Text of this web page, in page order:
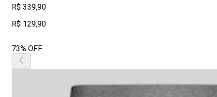
R$ 339,90
R$ 129,90
73% OFF